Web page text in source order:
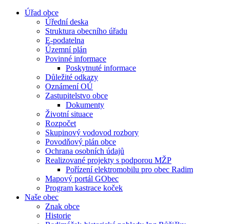
Úřad obce
Úřední deska
Struktura obecního úřadu
E-podatelna
Územní plán
Povinné informace
Poskytnuté informace
Důležité odkazy
Oznámení OÚ
Zastupitelstvo obce
Dokumenty
Životní situace
Rozpočet
Skupinový vodovod rozbory
Povodňový plán obce
Ochrana osobních údajů
Realizované projekty s podporou MŽP
Pořízení elektromobilu pro obec Radim
Mapový portál GObec
Program kastrace koček
Naše obec
Znak obce
Historie